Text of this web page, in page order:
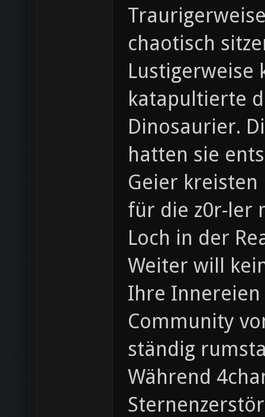
chaotisch
Lustigerweise
katapultierte
Dinosaurier.
hatten sie
Geier
für die z0r-ler
Loch in der
Weiter will
Ihre Innereien
Community
ständig
Während